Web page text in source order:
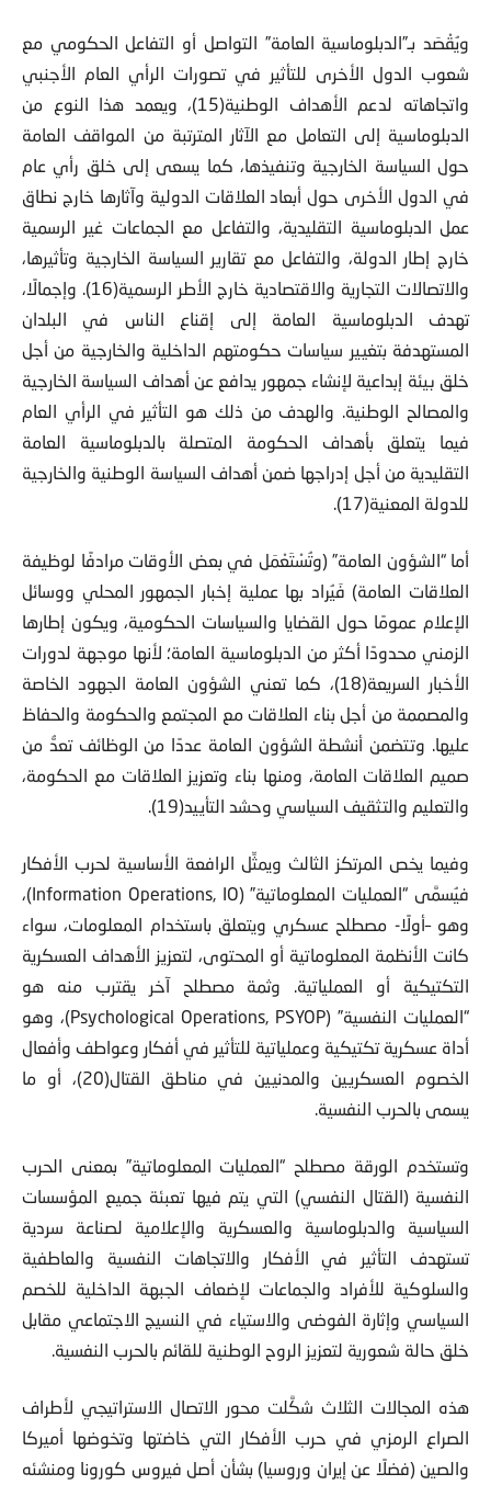
ويُقْصَد بـ”الدبلوماسية العامة” التواصل أو التفاعل الحكومي مع
شعوب الدول الأخرى للتأثير في تصورات الرأي العام الأجنبي
واتجاهاته لدعم الأهداف الوطنية(15)، ويعمد هذا النوع من
الدبلوماسية إلى التعامل مع الآثار المترتبة من المواقف العامة
حول السياسة الخارجية وتنفيذها، كما يسعى إلى خلق رأي عام
في الدول الأخرى حول أبعاد العلاقات الدولية وآثارها خارج نطاق
عمل الدبلوماسية التقليدية، والتفاعل مع الجماعات غير الرسمية
خارج إطار الدولة، والتفاعل مع تقارير السياسة الخارجية وتأثيرها،
والاتصالات التجارية والاقتصادية خارج الأطر الرسمية(16). وإجمالًا،
تهدف الدبلوماسية العامة إلى إقناع الناس في البلدان
المستهدفة بتغيير سياسات حكومتهم الداخلية والخارجية من أجل
خلق بيئة إبداعية لإنشاء جمهور يدافع عن أهداف السياسة الخارجية
والمصالح الوطنية. والهدف من ذلك هو التأثير في الرأي العام
فيما يتعلق بأهداف الحكومة المتصلة بالدبلوماسية العامة
التقليدية من أجل إدراجها ضمن أهداف السياسة الوطنية والخارجية
للدولة المعنية(17).
أما “الشؤون العامة” (وتُسْتَعْمَل في بعض الأوقات مرادفًا لوظيفة
العلاقات العامة) فَيُراد بها عملية إخبار الجمهور المحلي ووسائل
الإعلام عمومًا حول القضايا والسياسات الحكومية، ويكون إطارها
الزمني محدودًا أكثر من الدبلوماسية العامة؛ لأنها موجهة لدورات
الأخبار السريعة(18)، كما تعني الشؤون العامة الجهود الخاصة
والمصممة من أجل بناء العلاقات مع المجتمع والحكومة والحفاظ
عليها. وتتضمن أنشطة الشؤون العامة عددًا من الوظائف تعدُّ من
صميم العلاقات العامة، ومنها بناء وتعزيز العلاقات مع الحكومة،
والتعليم والتثقيف السياسي وحشد التأييد(19).
وفيما يخص المرتكز الثالث ويمثِّل الرافعة الأساسية لحرب الأفكار
فيُسمَّى “العمليات المعلوماتية” (Information Operations, IO)،
وهو –أولًا- مصطلح عسكري ويتعلق باستخدام المعلومات، سواء
كانت الأنظمة المعلوماتية أو المحتوى، لتعزيز الأهداف العسكرية
التكتيكية أو العملياتية. وثمة مصطلح آخر يقترب منه هو
“العمليات النفسية” (Psychological Operations, PSYOP)، وهو
أداة عسكرية تكتيكية وعملياتية للتأثير في أفكار وعواطف وأفعال
الخصوم العسكريين والمدنيين في مناطق القتال(20)، أو ما
يسمى بالحرب النفسية.
وتستخدم الورقة مصطلح “العمليات المعلوماتية” بمعنى الحرب
النفسية (القتال النفسي) التي يتم فيها تعبئة جميع المؤسسات
السياسية والدبلوماسية والعسكرية والإعلامية لصناعة سردية
تستهدف التأثير في الأفكار والاتجاهات النفسية والعاطفية
والسلوكية للأفراد والجماعات لإضعاف الجبهة الداخلية للخصم
السياسي وإثارة الفوضى والاستياء في النسيج الاجتماعي مقابل
خلق حالة شعورية لتعزيز الروح الوطنية للقائم بالحرب النفسية.
هذه المجالات الثلاث شكَّلت محور الاتصال الاستراتيجي لأطراف
الصراع الرمزي في حرب الأفكار التي خاضتها وتخوضها أميركا
والصين (فضلًا عن إيران وروسيا) بشأن أصل فيروس كورونا ومنشئه